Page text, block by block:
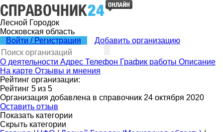
Лесной Городок
Московская область
Войти / Регистрация
Добавить организацию
О деятельности Адрес Телефон График работы Описание
На карте Отзывы и мнения
Рейтинг организации:
Рейтинг 5 из 5
Организация добавлена в справочник 24 октября 2020
Оставить отзыв
Показать категории
Скрыть категории